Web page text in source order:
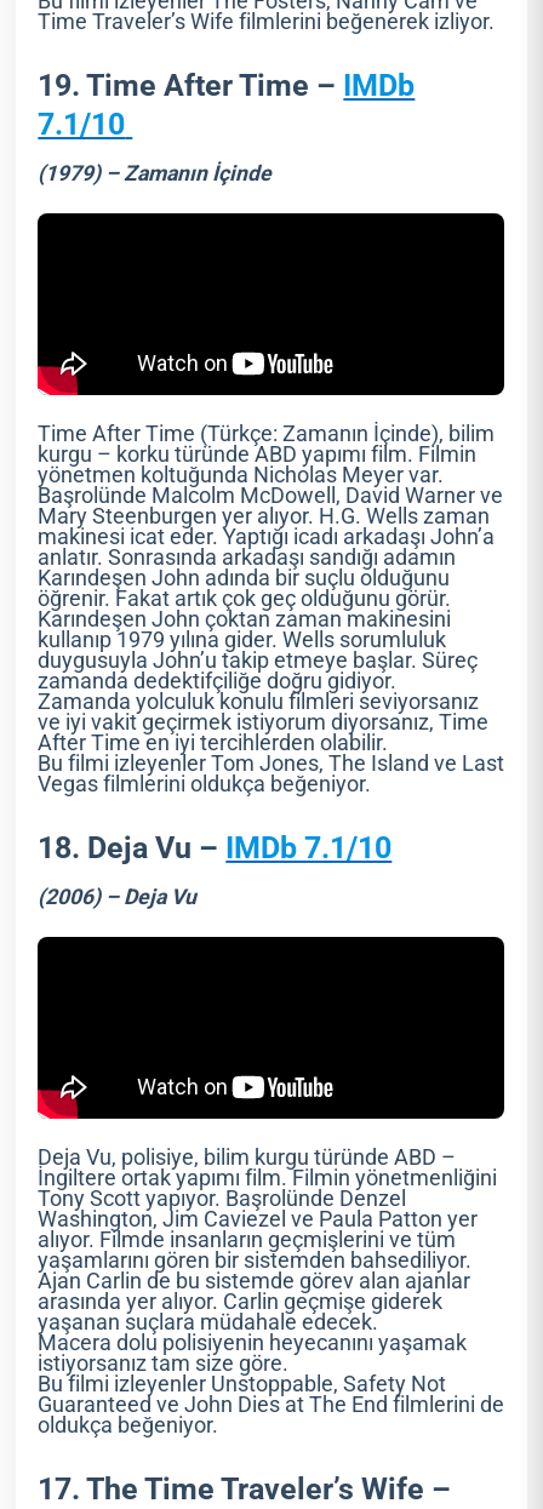
Time Traveler’s Wife filmlerini beğenerek izliyor.
19. Time After Time – IMDb
7.1/10
(1979) – Zamanın İçinde
Time After Time (Türkçe: Zamanın İçinde), bilim
kurgu – korku türünde ABD yapımı film. Filmin
yönetmen koltuğunda Nicholas Meyer var.
Başrolünde Malcolm McDowell, David Warner ve
Mary Steenburgen yer alıyor. H.G. Wells zaman
makinesi icat eder. Yaptığı icadı arkadaşı John’a
anlatır. Sonrasında arkadaşı sandığı adamın
Karındeşen John adında bir suçlu olduğunu
öğrenir. Fakat artık çok geç olduğunu görür.
Karındeşen John çoktan zaman makinesini
kullanıp 1979 yılına gider. Wells sorumluluk
duygusuyla John’u takip etmeye başlar. Süreç
zamanda dedektifçiliğe doğru gidiyor.
Zamanda yolculuk konulu filmleri seviyorsanız
ve iyi vakit geçirmek istiyorum diyorsanız, Time
After Time en iyi tercihlerden olabilir.
Bu filmi izleyenler Tom Jones, The Island ve Last
Vegas filmlerini oldukça beğeniyor.
18. Deja Vu – IMDb 7.1/10
(2006) – Deja Vu
Deja Vu, polisiye, bilim kurgu türünde ABD –
İngiltere ortak yapımı film. Filmin yönetmenliğini
Tony Scott yapıyor. Başrolünde Denzel
Washington, Jim Caviezel ve Paula Patton yer
alıyor. Filmde insanların geçmişlerini ve tüm
yaşamlarını gören bir sistemden bahsediliyor.
Ajan Carlin de bu sistemde görev alan ajanlar
arasında yer alıyor. Carlin geçmişe giderek
yaşanan suçlara müdahale edecek.
Macera dolu polisiyenin heyecanını yaşamak
istiyorsanız tam size göre.
Bu filmi izleyenler Unstoppable, Safety Not
Guaranteed ve John Dies at The End filmlerini de
oldukça beğeniyor.
17. The Time Traveler’s Wife –